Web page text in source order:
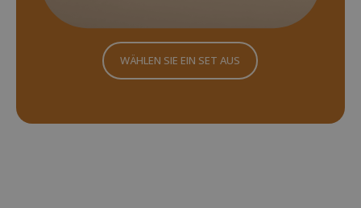
WÄHLEN SIE EIN SET AUS